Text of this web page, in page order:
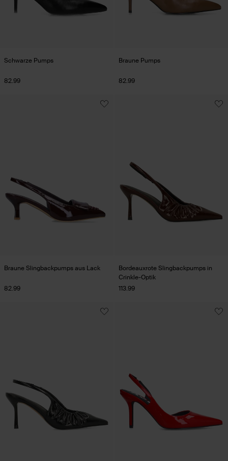
Schwarze Pumps
82.99
Braune Pumps
82.99
Braune Slingbackpumps aus Lack
82.99
Bordeauxrote Slingbackpumps in
Crinkle-Optik
113.99